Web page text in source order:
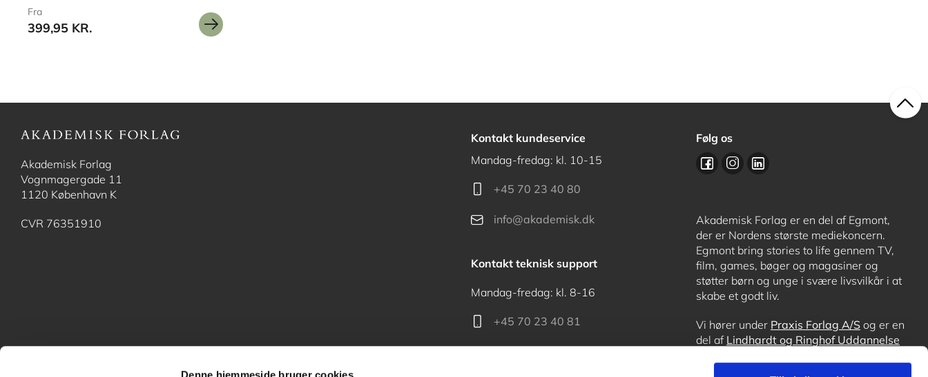
Denne hjemmeside bruger cookies
Fra
399,95 KR.
Akademisk Forlag
Vognmagergade 11
1120 København K
CVR 76351910
Kontakt kundeservice
Mandag-fredag: kl. 10-15
+45 70 23 40 80
info@akademisk.dk
Kontakt teknisk support
Mandag-fredag: kl. 8-16
+45 70 23 40 81
Følg os
Akademisk Forlag er en del af Egmont,
der er Nordens største mediekoncern.
Egmont bring stories to life gennem TV,
film, games, bøger og magasiner og
støtter børn og unge i svære livsvilkår i at
skabe et godt liv.
Vi hører under Praxis Forlag A/S og er en
del af Lindhardt og Ringhof Uddannelse